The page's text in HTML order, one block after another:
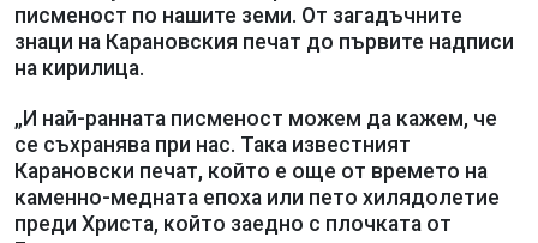
писменост по нашите земи. От загадъчните
знаци на Карановския печат до първите надписи
на кирилица.
„И най-ранната писменост можем да кажем, че
се съхранява при нас. Така известният
Карановски печат, който е още от времето на
каменно-медната епоха или пето хилядолетие
преди Христа, който заедно с плочката от